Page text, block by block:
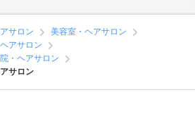
サロン
美容室・ヘアサロン
アサロン
・ヘアサロン
サロン